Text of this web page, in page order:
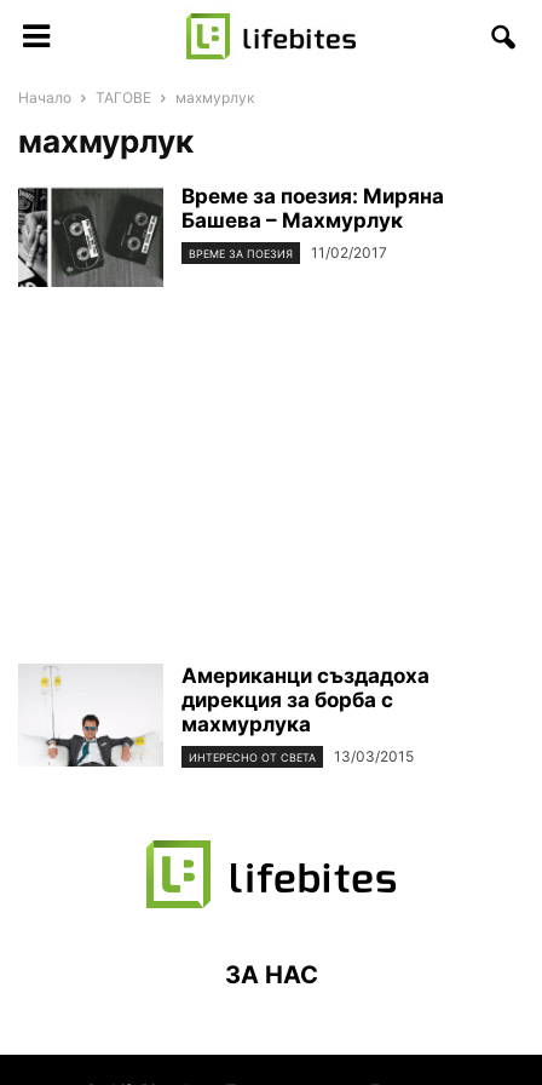
Начало ТАГОВЕ махмурлук
махмурлук
Време за поезия: Миряна
Башева – Махмурлук
ВРЕМЕ ЗА ПОЕЗИЯ 11/02/2017
Американци създадоха
дирекция за борба с
махмурлука
ИНТЕРЕСНО ОТ СВЕТА 13/03/2015
ЗА НАС